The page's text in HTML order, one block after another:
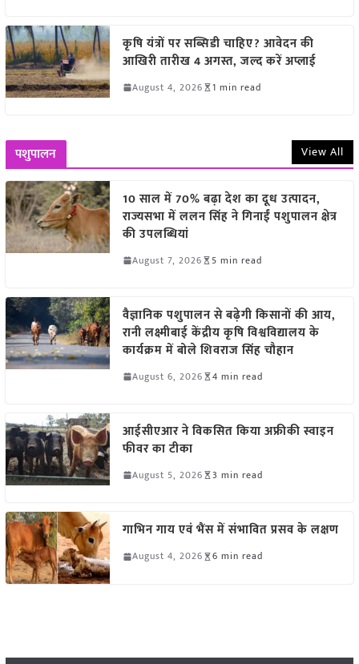
कृषि यंत्रों पर सब्सिडी चाहिए? आवेदन की
आखिरी तारीख 4 अगस्त, जल्द करें अप्लाई
August 4, 2026 1 min read
पशुपालन View All
10 साल में 70% बढ़ा देश का दूध उत्पादन,
राज्यसभा में ललन सिंह ने गिनाईं पशुपालन क्षेत्र
की उपलब्धियां
August 7, 2026 5 min read
वैज्ञानिक पशुपालन से बढ़ेगी किसानों की आय,
रानी लक्ष्मीबाई केंद्रीय कृषि विश्वविद्यालय के
कार्यक्रम में बोले शिवराज सिंह चौहान
August 6, 2026 4 min read
आईसीएआर ने विकसित किया अफ्रीकी स्वाइन
फीवर का टीका
August 5, 2026 3 min read
गाभिन गाय एवं भैंस में संभावित प्रसव के लक्षण
August 4, 2026 6 min read